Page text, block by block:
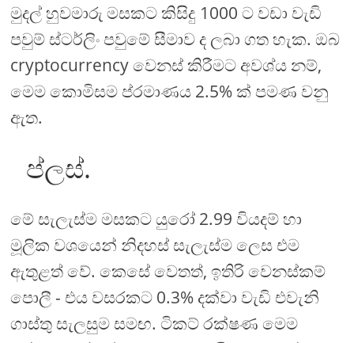
මුදල් හුවමාරු මසකට කිසිදු 1000 ට වඩා වැඩි
පවුම් ස්ටර්ලිං පවුමේ සීමාව ද ලබා ගත හැක. ඔබ
cryptocurrency වෙනස් කිරීමට අවශ්ය නම්,
මෙම කොමිසම ප්රමාණය 2.5% ක් පමණ වනු
ඇත.
ප්ලස්.
මේ සැලැස්ම මසකට යුරෝ 2.99 වියදම් හා
මූලික වශයෙන් නිදහස් සැලැස්ම ලෙස එම
ඇතුළත් වේ. කෙසේ වෙතත්, ඉතිරි වෙනස්කම්
පොලී - එය වසරකට 0.3% දක්වා වැඩි එවැනි
ගාස්තු සැලසුම සමඟ. ටිකට් රක්ෂණ මෙම